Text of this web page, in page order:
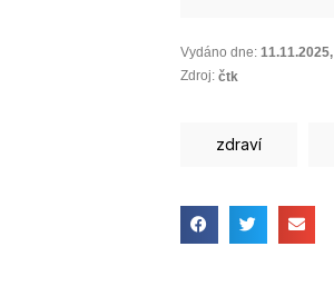
Vydáno dne: 11.11.2025,
Zdroj: čtk
zdraví